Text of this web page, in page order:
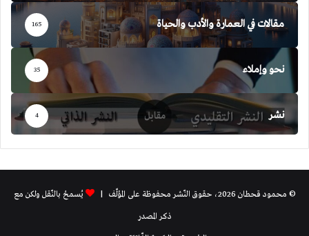
مقالات في العمارة والأدب والحياة 165
نحو وإملاء 35
نشر 4
© محمود قحطان 2026، حقوق النّشر محفوظة على المؤلّف |
يُسمحُ بالنّقل ولكن مع
ذكر المصدر